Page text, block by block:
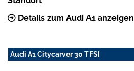
Details zum Audi A1 anzeigen
Audi A1 Citycarver 30 TFSI